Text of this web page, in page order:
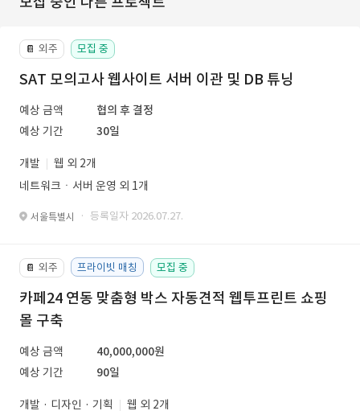
📔 외주 모집 중
SAT 모의고사 웹사이트 서버 이관 및 DB 튜닝
예상 금액
협의 후 결정
예상 기간
30일
개발
웹 외 2개
네트워크ㆍ서버 운영 외 1개
서울특별시 · 등록일자 2026.07.27.
📔 외주 프라이빗 매칭 모집 중
카페24 연동 맞춤형 박스 자동견적 웹투프린트 쇼핑
몰 구축
예상 금액
40,000,000원
예상 기간
90일
개발 · 디자인 · 기획
웹 외 2개